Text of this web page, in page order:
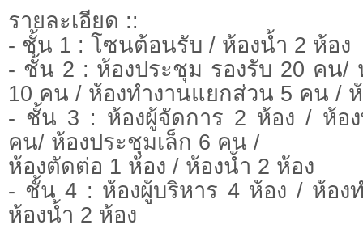
รายละเอียด ::
- ชั้น 1 : โซนต้อนรับ / ห้องน้ำ 2 ห้อง
- ชั้น 2 : ห้องประชุม รองรับ 20 คน/
10 คน / ห้องทำงานแยกส่วน 5 คน /
- ชั้น 3 : ห้องผู้จัดการ 2 ห้อง / ห้อง
คน/ ห้องประชุมเล็ก 6 คน /
ห้องตัดต่อ 1 ห้อง / ห้องน้ำ 2 ห้อง
- ชั้น 4 : ห้องผู้บริหาร 4 ห้อง / ห้อง
ห้องน้ำ 2 ห้อง